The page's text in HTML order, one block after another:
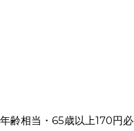
齢相当・65歳以上170円必